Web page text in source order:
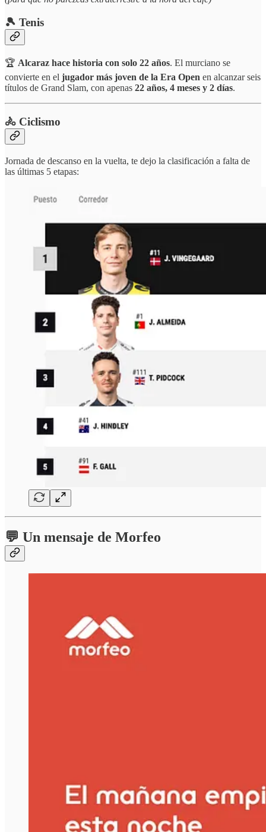
🎾 Tenis
🏆 Alcaraz hace historia con solo 22 años. El murciano se
convierte en el jugador más joven de la Era Open en alcanzar seis
títulos de Grand Slam, con apenas 22 años, 4 meses y 2 días.
🚴 Ciclismo
Jornada de descanso en la vuelta, te dejo la clasificación a falta de
las últimas 5 etapas:
💬 Un mensaje de Morfeo